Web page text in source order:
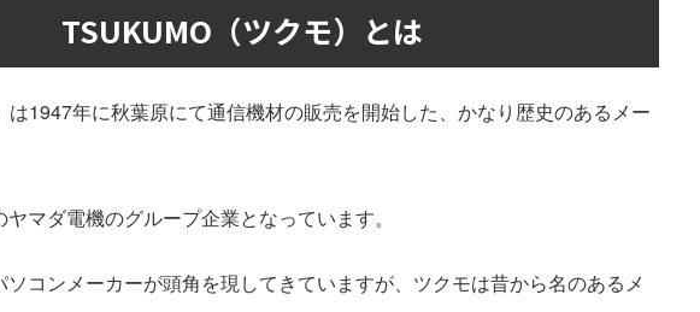
TSUKUMO（ツクモ）とは
1947年に秋葉原にて通信機材の販売を開始した、かなり歴史のあるメー
マダ電機のグループ企業となっています。
コンメーカーが頭角を現してきていますが、ツクモは昔から名のあるメ